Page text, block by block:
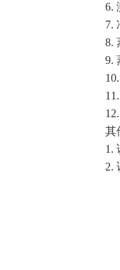
6. 测
7. 冷
8. 蒸
9. 蒸
10.
11.
12.
其他
1. 该
2. 该